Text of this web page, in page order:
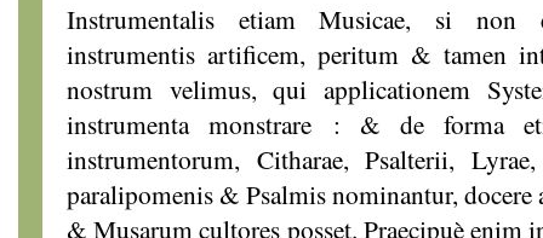
Instrumentalis etiam Musicae, si non
instrumentis artificem, peritum & tamen
nostrum velimus, qui applicationem
instrumenta monstrare : & de forma
instrumentorum, Citharae, Psalterii,
paralipomenis & Psalmis nominantur,
& Musarum cultores posset. Praecipuè enim